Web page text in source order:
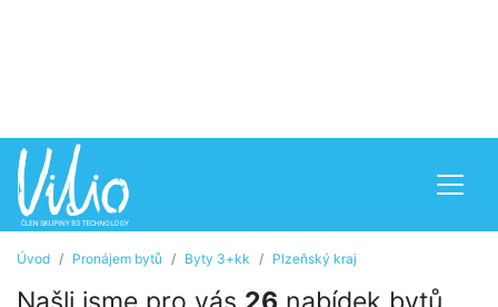
Úvod Pronájem bytů Byty 3+kk Plzeňský kraj